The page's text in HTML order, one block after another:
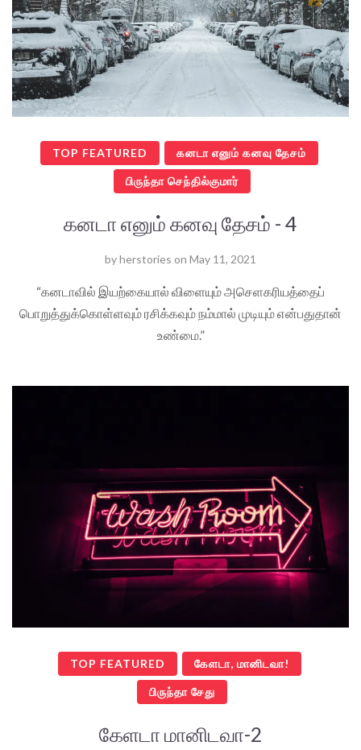
TOP FEATURED கனடா எனும் கனவு தேசம்
பிருந்தா செந்தில்குமார்
கனடா எனும் கனவு தேசம் - 4
byherstories on May 11, 2021
“கனடாவில் இயற்கையால் விளையும் அசெளகரியத்தைப்
பொறுத்துக்கொள்ளவும் ரசிக்கவும் நம்மால் முடியும் என்பதுதான்
உண்மை.”
TOP FEATURED கேளடா, மானிடவா!
பிருந்தா சேது
கேளடா மானிடவா-2